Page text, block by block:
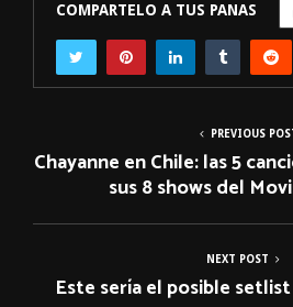
COMPARTELO A TUS PANAS
PREVIOUS
Chayanne en Chile: las 5
sus 8 shows del
NEXT POST
Este sería el posible